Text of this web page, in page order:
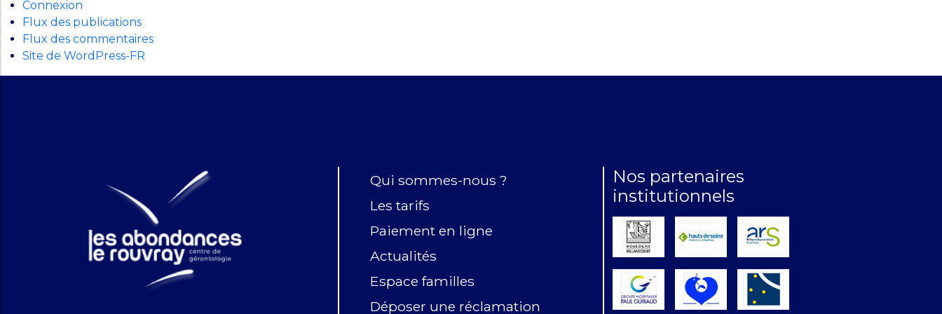
Connexion
Flux des publications
Flux des commentaires
Site de WordPress-FR
Qui sommes-nous ?
Les tarifs
Paiement en ligne
Actualités
Espace familles
Déposer une réclamation
Nos partenaires
institutionnels